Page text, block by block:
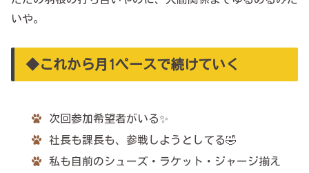
いや。
◆これから月1ペースで続けていく
次回参加希望者がいる✨
社長も課長も、参戦しようとしてる🤣
私も自前のシューズ・ラケット・ジャージ揃え